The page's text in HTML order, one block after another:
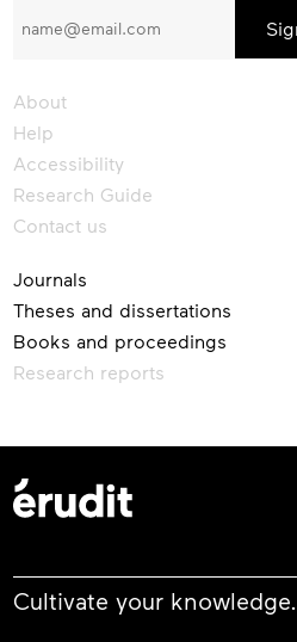
our
About
Help
Accessibility
Research Guide
Contact us
Journals
Theses and dissertations
Books and proceedings
Research reports
Cultivate your knowledge.